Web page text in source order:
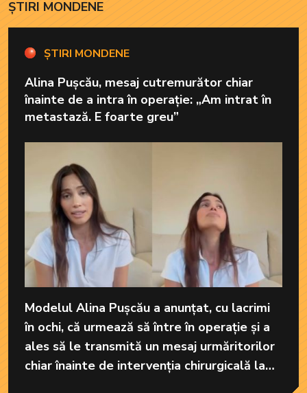
ȘTIRI MONDENE
ȘTIRI MONDENE
Alina Pușcău, mesaj cutremurător chiar
înainte de a intra în operație: „Am intrat în
metastază. E foarte greu”
Modelul Alina Pușcău a anunțat, cu lacrimi
în ochi, că urmează să între în operație și a
ales să le transmită un mesaj urmăritorilor
chiar înainte de intervenția chirurgicală la